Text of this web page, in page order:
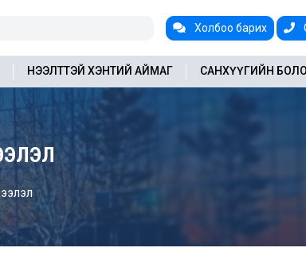
Холбоо барих
НЭЭЛТТЭЙ ХЭНТИЙ АЙМАГ САНХҮҮГИЙН